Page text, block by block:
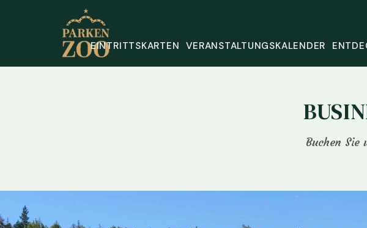
EINTRITTSKARTEN VERANSTALTUNGSKALENDER
Buchen